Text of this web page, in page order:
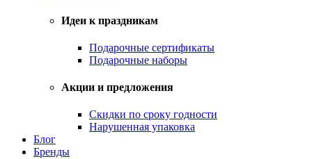
Идеи к праздникам
Подарочные сертификаты
Подарочные наборы
Акции и предложения
Скидки по сроку годности
Нарушенная упаковка
Блог
Бренды